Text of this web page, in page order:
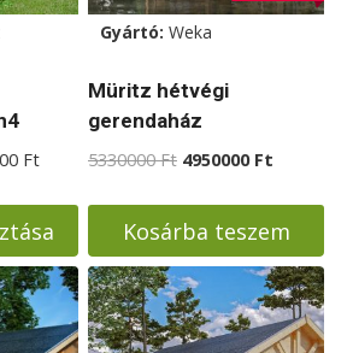
FtÁrtartomány:
-
6580000 Ft
Gyártó: Weka
Müritz hétvégi
gerendaház
5330000Ft Original
was:
5330000 Ft.
4950000 Ft
is:
4950000
Kosárba teszem